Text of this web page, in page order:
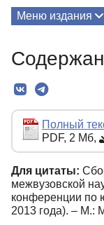
Меню издания
Редколлегия
Текст
Полный
PDF, 2 Мб,
Для цитаты:
межвузовской
конференции по
2013 года). – М.: